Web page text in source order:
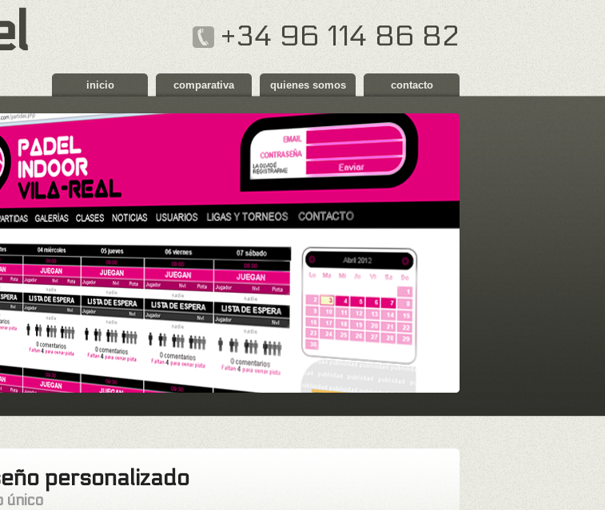
+34 96 114 86 82
inicio comparativa quienes somos contacto
personalizado
único